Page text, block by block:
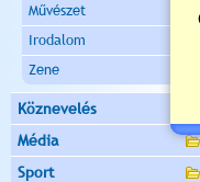
Művészet
Irodalom
Zene
Köznevelés
Média
Sport